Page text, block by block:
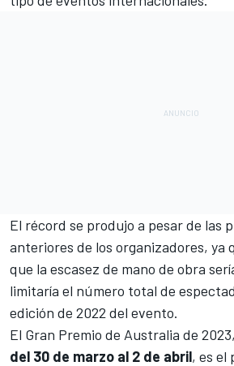
El récord se produjo a pesar de las
anteriores de los organizadores, ya
que la escasez de mano de obra
limitaría el número total de
edición de 2022 del evento.
El Gran Premio de Australia de
del 30 de marzo al 2 de abril, es el